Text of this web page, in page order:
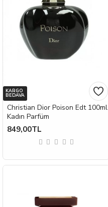
KARGO
BEDAVA
Christian Dior Poison Edt 100ml
Kadın Parfüm
849,00TL